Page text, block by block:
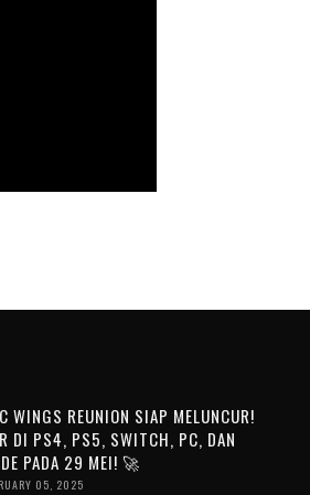
WINGS REUNION SIAP MELUNCUR!
DI PS4, PS5, SWITCH, PC, DAN
PADA 29 MEI! 🚀
05, 2025